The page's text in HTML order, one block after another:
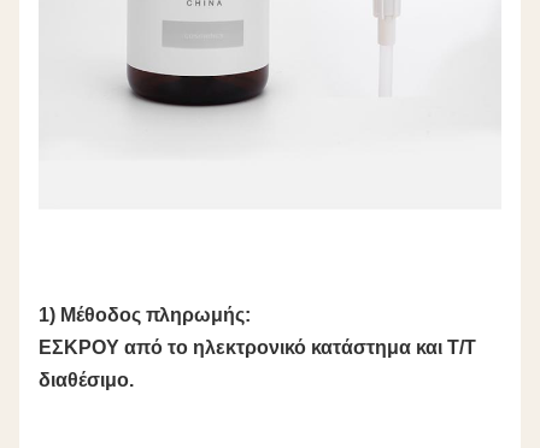
1) Μέθοδος πληρωμής:
ΕΣΚΡΟΥ από το ηλεκτρονικό κατάστημα και T/T
διαθέσιμο.